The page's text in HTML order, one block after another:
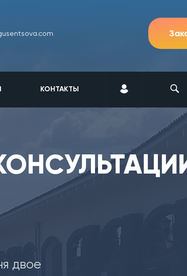
КОНТАКТЫ
двое